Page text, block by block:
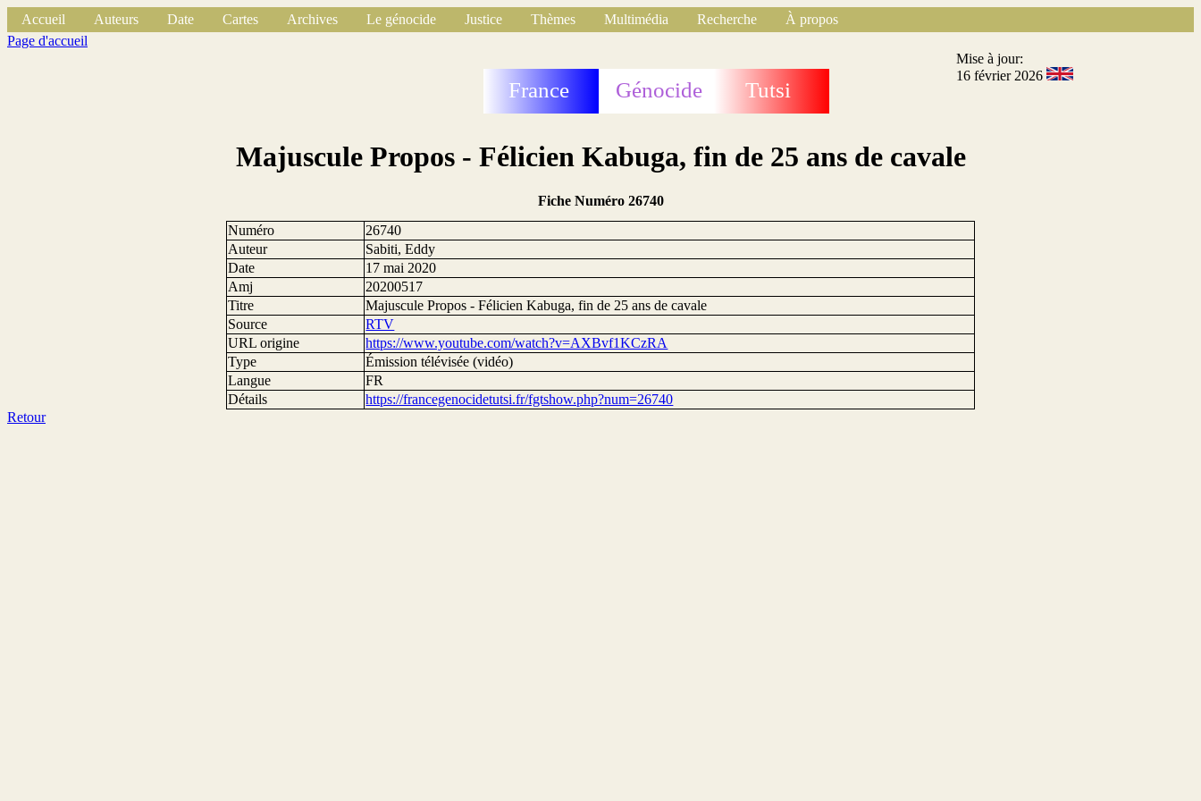
Accueil Auteurs Date Cartes Archives Le génocide Justice Thèmes Multimédia Recherche
À propos
Page d'accueil
France Génocide Tutsi
Mise à jour:
16 février 2026
Majuscule Propos - Félicien Kabuga, fin de 25 ans de cavale
Fiche Numéro 26740
Numéro
26740
Auteur
Sabiti, Eddy
Date
17 mai 2020
Amj
20200517
Titre
Majuscule Propos - Félicien Kabuga, fin de 25 ans de cavale
Source
RTV
URL origine
https://www.youtube.com/watch?v=AXBvf1KCzRA
Type
Émission télévisée (vidéo)
Langue
FR
Détails
https://francegenocidetutsi.fr/fgtshow.php?num=26740
Retour